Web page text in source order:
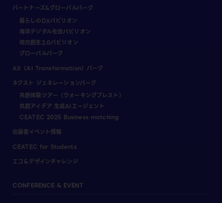
パートナーズ&グローバルパーク
暮らしのDXパビリオン
海洋デジタル社会パビリオン
地方創生2.0パビリオン
グローバルパーク
AX（AI Transformation）パーク
ネクスト ジェネレーションパーク
共創体験ツアー（ウォーキングブレスト）
共創アイデア 生成AIエージェント
CEATEC 2025 Business matching
出展者イベント情報
CEATEC for Students
エコ＆デザインチャレンジ
CONFERENCE & EVENT